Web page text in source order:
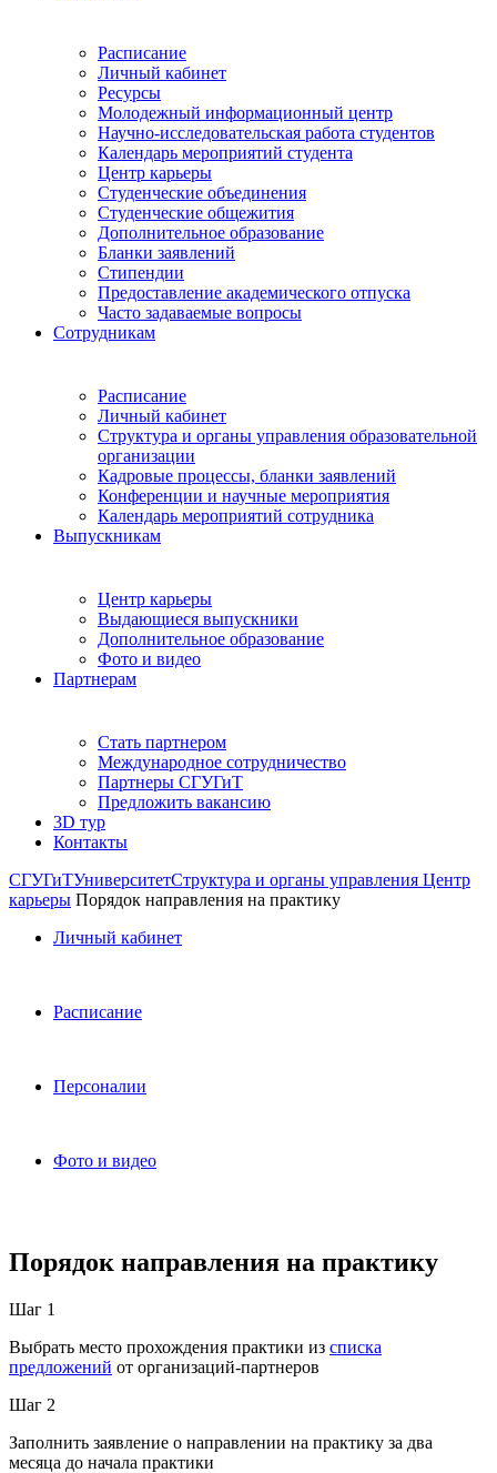
Расписание
Личный кабинет
Ресурсы
Молодежный информационный центр
Научно-исследовательская работа студентов
Календарь мероприятий студента
Центр карьеры
Студенческие объединения
Студенческие общежития
Дополнительное образование
Бланки заявлений
Стипендии
Предоставление академического отпуска
Часто задаваемые вопросы
Сотрудникам
Расписание
Личный кабинет
Структура и органы управления образовательной
организации
Кадровые процессы, бланки заявлений
Конференции и научные мероприятия
Календарь мероприятий сотрудника
Выпускникам
Центр карьеры
Выдающиеся выпускники
Дополнительное образование
Фото и видео
Партнерам
Стать партнером
Международное сотрудничество
Партнеры СГУГиТ
Предложить вакансию
3D тур
Контакты
СГУГиТУниверситетСтруктура и органы управления Центр
карьеры Порядок направления на практику
Личный кабинет
Расписание
Персоналии
Фото и видео
Порядок направления на практику
Шаг 1
Выбрать место прохождения практики из списка
предложений от организаций-партнеров
Шаг 2
Заполнить заявление о направлении на практику за два
месяца до начала практики